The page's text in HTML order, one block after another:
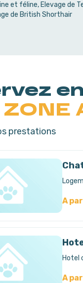
et féline, Elevage de
de British Shorthair
ZONE
prestations
A
Hotel
A